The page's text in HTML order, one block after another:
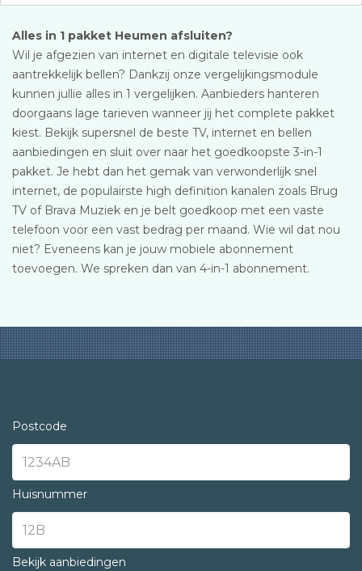
Alles in 1 pakket Heumen afsluiten?
Wil je afgezien van internet en digitale televisie ook
aantrekkelijk bellen? Dankzij onze vergelijkingsmodule
kunnen jullie alles in 1 vergelijken. Aanbieders hanteren
doorgaans lage tarieven wanneer jij het complete pakket
kiest. Bekijk supersnel de beste TV, internet en bellen
aanbiedingen en sluit over naar het goedkoopste 3-in-1
pakket. Je hebt dan het gemak van verwonderlijk snel
internet, de populairste high definition kanalen zoals Brug
TV of Brava Muziek en je belt goedkoop met een vaste
telefoon voor een vast bedrag per maand. Wie wil dat nou
niet? Eveneens kan je jouw mobiele abonnement
toevoegen. We spreken dan van 4-in-1 abonnement.
Postcode
Huisnummer
Bekijk aanbiedingen